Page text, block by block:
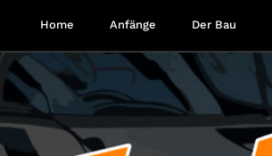
Home Anfänge Der Bau